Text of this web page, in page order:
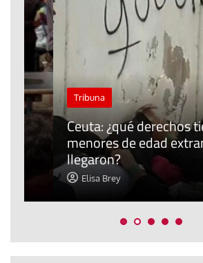
Tribuna
Ceuta: ¿qué derechos
menores de edad
llegaron?
Elisa Brey